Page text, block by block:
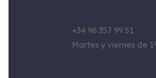
+34 96 357 99 51
Martes y viernes de